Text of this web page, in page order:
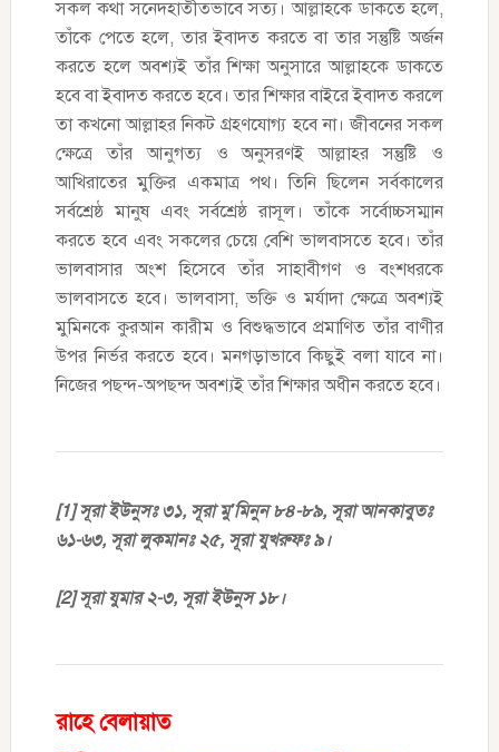
সকল কথা সনেদহাতীতভাবে সত্য। আল্লাহকে ডাকতে হলে,
তাঁকে পেতে হলে, তার ইবাদত করতে বা তার সন্তুষ্টি অর্জন
করতে হলে অবশ্যই তাঁর শিক্ষা অনুসারে আল্লাহকে ডাকতে
হবে বা ইবাদত করতে হবে। তার শিক্ষার বাইরে ইবাদত করলে
তা কখনো আল্লাহর নিকট গ্রহণযোগ্য হবে না। জীবনের সকল
ক্ষেত্রে তাঁর আনুগত্য ও অনুসরণই আল্লাহর সন্তুষ্টি ও
আখিরাতের মুক্তির একমাত্র পথ। তিনি ছিলেন সর্বকালের
সর্বশ্রেষ্ঠ মানুষ এবং সর্বশ্রেষ্ঠ রাসূল। তাঁকে সর্বোচ্চসম্মান
করতে হবে এবং সকলের চেয়ে বেশি ভালবাসতে হবে। তাঁর
ভালবাসার অংশ হিসেবে তাঁর সাহাবীগণ ও বংশধরকে
ভালবাসতে হবে। ভালবাসা, ভক্তি ও মর্যাদা ক্ষেত্রে অবশ্যই
মুমিনকে কুরআন কারীম ও বিশুদ্ধভাবে প্রমাণিত তাঁর বাণীর
উপর নির্ভর করতে হবে। মনগড়াভাবে কিছুই বলা যাবে না।
নিজের পছন্দ-অপছন্দ অবশ্যই তাঁর শিক্ষার অধীন করতে হবে।
[1] সূরা ইউনুসঃ ৩১, সূরা মু’মিনুন ৮৪-৮৯, সূরা আনকাবুতঃ
৬১-৬৩, সূরা লুকমানঃ ২৫, সূরা যুখরুফঃ ৯।
[2] সূরা যুমার ২-৩, সূরা ইউনুস ১৮।
রাহে বেলায়াত